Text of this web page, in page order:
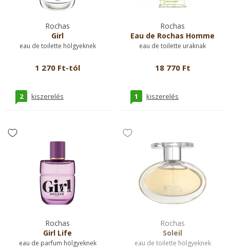
Rochas
Girl
eau de toilette hölgyeknek
1 270 Ft-tól
2 kiszerelés
Rochas
Eau de Rochas Homme
eau de toilette uraknak
18 770 Ft
1 kiszerelés
Rochas
Girl Life
eau de parfum hölgyeknek
Rochas
Soleil
eau de toilette hölgyeknek